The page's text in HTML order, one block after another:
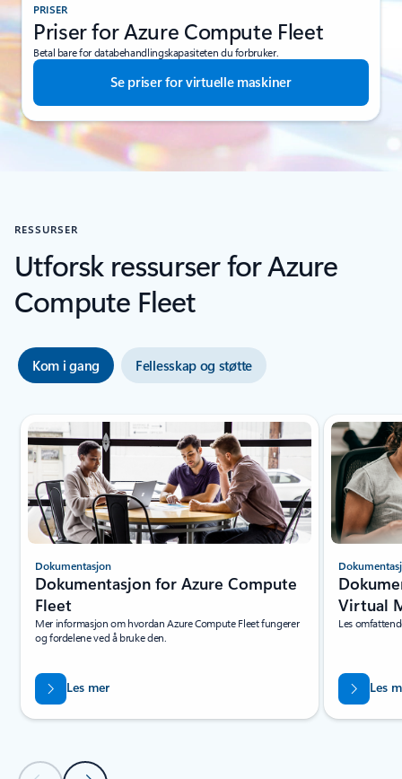
PRISER
Priser for Azure Compute Fleet
Betal bare for databehandlingskapasiteten du forbruker.
Se priser for virtuelle maskiner
RESSURSER
Utforsk ressurser for Azure
Compute Fleet
Kom i gang Fellesskap og støtte
Dokumentasjon
Dokumentasjon for Azure Compute
Fleet
Mer informasjon om hvordan Azure Compute Fleet fungerer
og fordelene ved å bruke den.
Les mer
Virtual
Les
Les